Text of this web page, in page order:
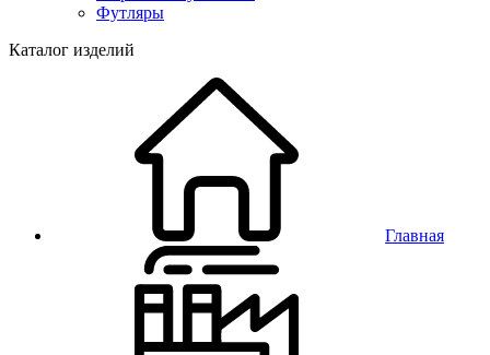
Футляры
Каталог изделий
Главная